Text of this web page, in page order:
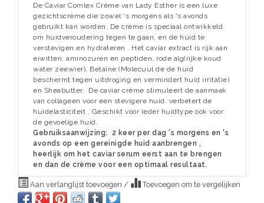
De Caviar Comlex Crème van Lady Esther is een luxe
gezichtscrème die zowel 's morgens als 's avonds
gebruikt kan worden. De crème is speciaal ontwikkeld
om huidveroudering tegen te gaan, en de huid te
verstevigen en hydrateren . Het caviar extract is rijk aan
eiwitten, aminozuren en peptiden, rode alg(rijke koud
water zeewier), Betaïne (Molecuul de de huid
beschermt tegen uitdroging en vermindert huid irritatie)
en Sheabutter. De caviar crème stimuleert de aanmaak
van collageen voor een stevigere huid. verbetert de
huidelasticiteit . Geschikt voor ieder huidtype ook voor
de gevoelige huid.
Gebruiksaanwijzing: 2 keer per dag 's morgens en 's
avonds op een gereinigde huid aanbrengen ,
heerlijk om het caviar serum eerst aan te brengen
en dan de crème voor een optimaal resultaat.
Aan verlanglijst toevoegen / Toevoegen om te vergelijken